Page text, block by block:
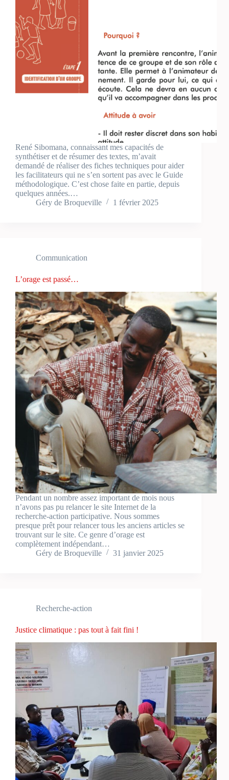
René Sibomana, connaissant mes capacités de
synthétiser et de résumer des textes, m’avait
demandé de réaliser des fiches techniques pour aider
les facilitateurs qui ne s’en sortent pas avec le Guide
méthodologique. C’est chose faite en partie, depuis
quelques années.…
Géry de Broqueville
1 février 2025
Communication
L’orage est passé…
Pendant un nombre assez important de mois nous
n’avons pas pu relancer le site Internet de la
recherche-action participative. Nous sommes
presque prêt pour relancer tous les anciens articles se
trouvant sur le site. Ce genre d’orage est
complètement indépendant…
Géry de Broqueville
31 janvier 2025
Recherche-action
Justice climatique : pas tout à fait fini !